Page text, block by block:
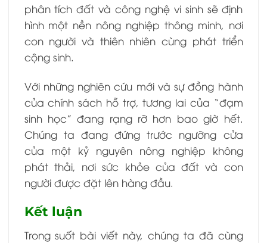
phân tích đất và công nghệ vi sinh sẽ định
hình một nền nông nghiệp thông minh, nơi
con người và thiên nhiên cùng phát triển
cộng sinh.
Với những nghiên cứu mới và sự đồng hành
của chính sách hỗ trợ, tương lai của “đạm
sinh học” đang rạng rỡ hơn bao giờ hết.
Chúng ta đang đứng trước ngưỡng cửa
của một kỷ nguyên nông nghiệp không
phát thải, nơi sức khỏe của đất và con
người được đặt lên hàng đầu.
Kết luận
Trong suốt bài viết này, chúng ta đã cùng